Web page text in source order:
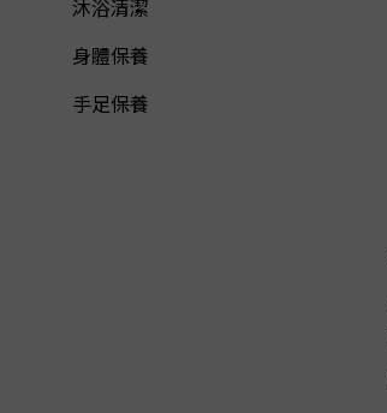
沐浴清潔
身體保養
手足保養